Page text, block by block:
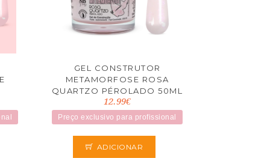
GEL CONSTRUTOR
METAMORFOSE ROSA
QUARTZO PÉROLADO 50ML
12.99€
Preço exclusivo para profissional
ADICIONAR